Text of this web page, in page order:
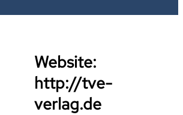
Website:
http://tve-
verlag.de